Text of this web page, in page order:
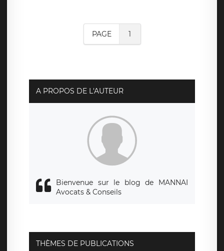
PAGE 1
A PROPOS DE L'AUTEUR
Bienvenue sur le blog de MANNAI
Avocats & Conseils
THÈMES DE PUBLICATIONS